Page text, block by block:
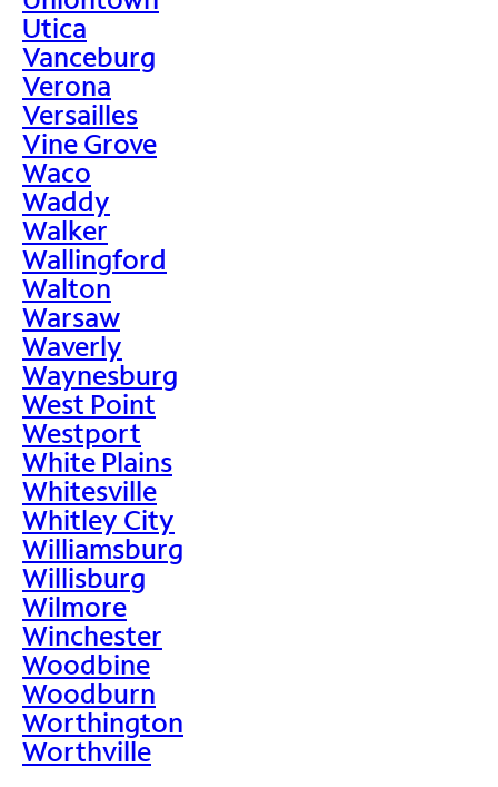
Utica
Vanceburg
Verona
Versailles
Vine Grove
Waco
Waddy
Walker
Wallingford
Walton
Warsaw
Waverly
Waynesburg
West Point
Westport
White Plains
Whitesville
Whitley City
Williamsburg
Willisburg
Wilmore
Winchester
Woodbine
Woodburn
Worthington
Worthville